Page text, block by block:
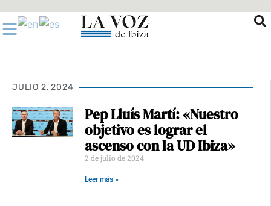
al
contenido
JULIO 2, 2024
Pep Lluís Martí: «Nuestro
objetivo es lograr el
ascenso con la UD Ibiza»
2 de julio de 2024
Leer más »